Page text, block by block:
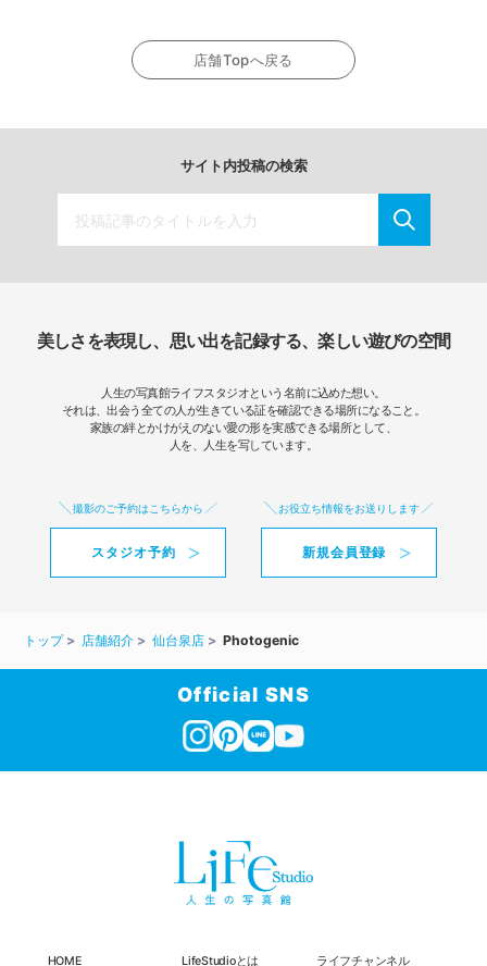
店舗Topへ戻る
サイト内投稿の検索
美しさを表現し、思い出を記録する、楽しい遊びの空間
人生の写真館ライフスタジオという名前に込めた想い。
それは、出会う全ての人が生きている証を確認できる場所になること。
家族の絆とかけがえのない愛の形を実感できる場所として、
人を、人生を写しています。
撮影のご予約はこちらから
スタジオ予約
お役立ち情報をお送りします
新規会員登録
トップ 店舗紹介 仙台泉店 Photogenic
Official SNS
HOME LifeStudioとは ライフチャンネル